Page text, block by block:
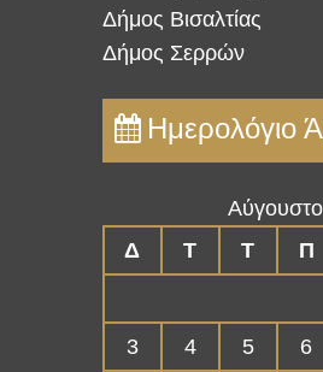
Δήμος Βισαλτίας
Δήμος Σερρών
Ημερολόγιο
Δ
Τ Τ Π
3
4 5 6